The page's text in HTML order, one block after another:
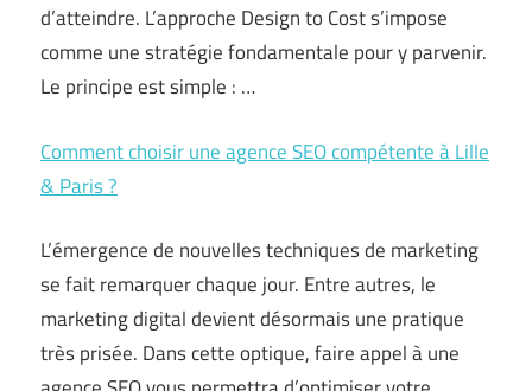
d’atteindre. L’approche Design to Cost s’impose
comme une stratégie fondamentale pour y parvenir.
Le principe est simple : …
Comment choisir une agence SEO compétente à Lille
& Paris ?
L’émergence de nouvelles techniques de marketing
se fait remarquer chaque jour. Entre autres, le
marketing digital devient désormais une pratique
très prisée. Dans cette optique, faire appel à une